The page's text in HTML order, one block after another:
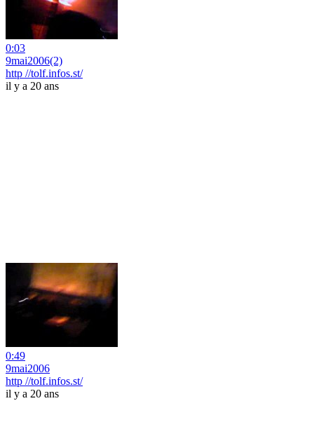
0:03
9mai2006(2)
http //tolf.infos.st/
il y a 20 ans
0:49
9mai2006
http //tolf.infos.st/
il y a 20 ans